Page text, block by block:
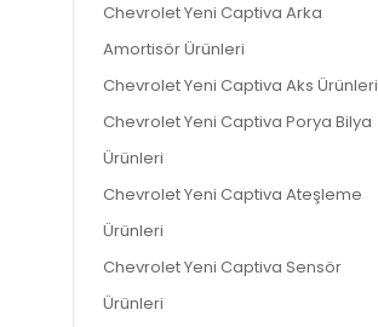
Chevrolet Yeni Captiva Arka
Amortisör Ürünleri
Chevrolet Yeni Captiva Aks Ürünleri
Chevrolet Yeni Captiva Porya Bilya
Ürünleri
Chevrolet Yeni Captiva Ateşleme
Ürünleri
Chevrolet Yeni Captiva Sensör
Ürünleri